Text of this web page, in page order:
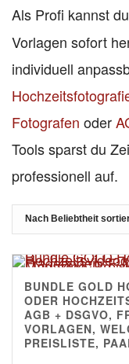
Als Profi kannst
Vorlagen sofort
individuell
Fotografen oder
Tools sparst du
professionell auf.
5.00
BUNDLE GOLD
ODER
AGB + DSGVO,
VORLAGEN,
PREISLISTE,